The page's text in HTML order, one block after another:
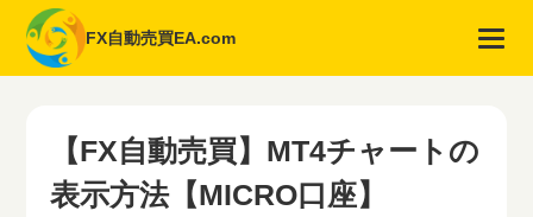
FX自動売買EA.com
【FX自動売買】MT4チャートの
表示方法【MICRO口座】